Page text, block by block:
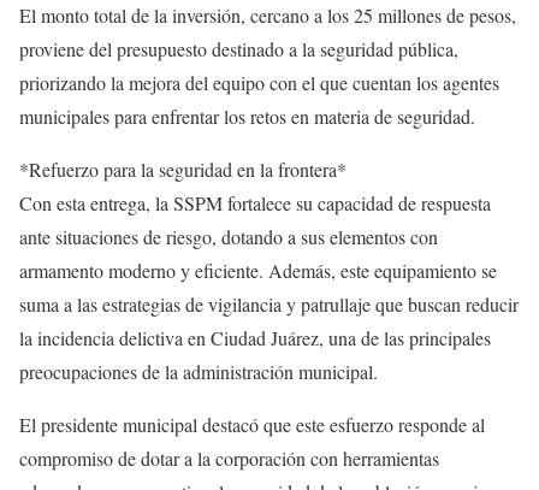
El monto total de la inversión, cercano a los 25 millones de pesos,
proviene del presupuesto destinado a la seguridad pública,
priorizando la mejora del equipo con el que cuentan los agentes
municipales para enfrentar los retos en materia de seguridad.
*Refuerzo para la seguridad en la frontera*
Con esta entrega, la SSPM fortalece su capacidad de respuesta
ante situaciones de riesgo, dotando a sus elementos con
armamento moderno y eficiente. Además, este equipamiento se
suma a las estrategias de vigilancia y patrullaje que buscan reducir
la incidencia delictiva en Ciudad Juárez, una de las principales
preocupaciones de la administración municipal.
El presidente municipal destacó que este esfuerzo responde al
compromiso de dotar a la corporación con herramientas